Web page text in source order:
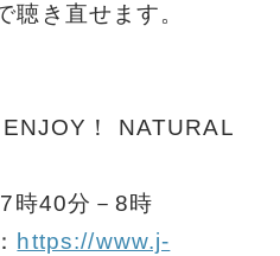
聴き直せます。
！ NATURAL
時40分－8時
https://www.j-